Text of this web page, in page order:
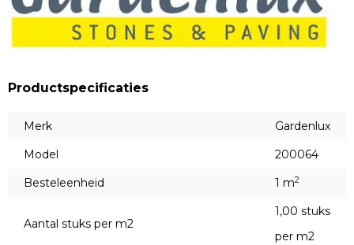
Productspecificaties
Merk
Gardenlux
Model
200064
Besteleenheid
1 m2
Aantal stuks per m2
1,00 stuks
per m2